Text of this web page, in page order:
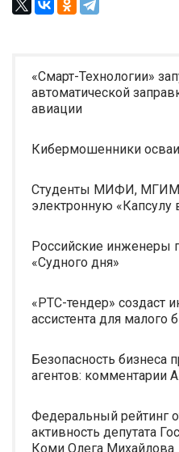
«Смарт-Технологии»
автоматической
авиации
Кибермошенники
Студенты МИФИ,
электронную «Капсулу
Российские инженеры
«Судного дня»
«РТС-тендер» создаст
ассистента для малого
Безопасность бизнеса
агентов: комментарии
Федеральный рейтинг
активность депутата
Коми Олега Михайлова